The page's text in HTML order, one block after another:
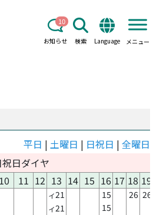
お知らせ
10
検索 Language メニュー
平日 | 土曜日 | 日祝日 | 全曜日
祝日ダイヤ
10 11 12 13 14 15 16 17 18 19
イ21
イ21
15
15
26 26